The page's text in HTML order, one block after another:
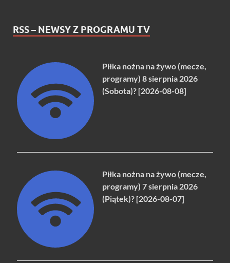
RSS – NEWSY Z PROGRAMU TV
Piłka nożna na żywo (mecze,
programy) 8 sierpnia 2026
(Sobota)? [2026-08-08]
Piłka nożna na żywo (mecze,
programy) 7 sierpnia 2026
(Piątek)? [2026-08-07]